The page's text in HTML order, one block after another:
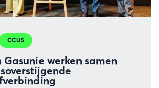
Gasunie werken samen
CCUS